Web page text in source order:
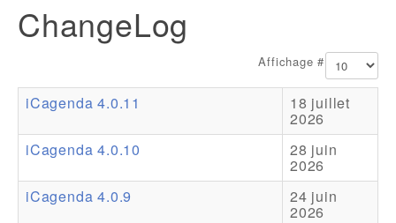
Documentation
Ressources
Addons
Theme Packs
ChangeLog
Affichage #
iCagenda 4.0.11 18 juillet
2026
iCagenda 4.0.10
28 juin
2026
iCagenda 4.0.9
24 juin
2026